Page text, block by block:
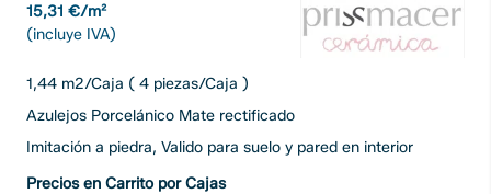
15,31 €/m²
(incluye IVA)
1,44 m2/Caja ( 4 piezas/Caja )
Azulejos Porcelánico Mate rectificado
Imitación a piedra, Valido para suelo y pared en interior
Precios en Carrito por Cajas